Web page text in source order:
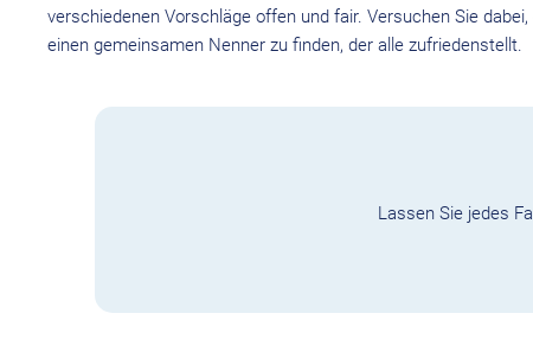
verschiedenen Vorschläge offen und fair. Versuchen Sie
einen gemeinsamen Nenner zu finden, der alle zufriedenstellt.
Lassen Sie jedes